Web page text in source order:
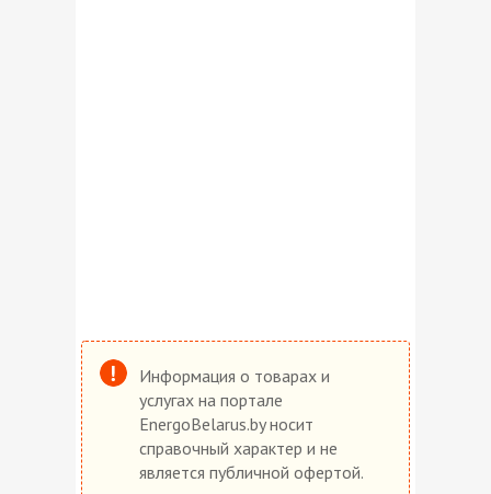
Информация о товарах и
услугах на портале
EnergoBelarus.by носит
справочный характер и не
является публичной офертой.